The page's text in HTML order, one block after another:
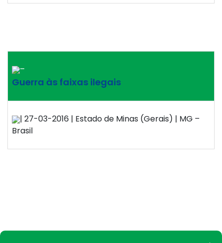
–
Guerra às faixas ilegais
| 27-03-2016 | Estado de Minas (Gerais) | MG –
Brasil